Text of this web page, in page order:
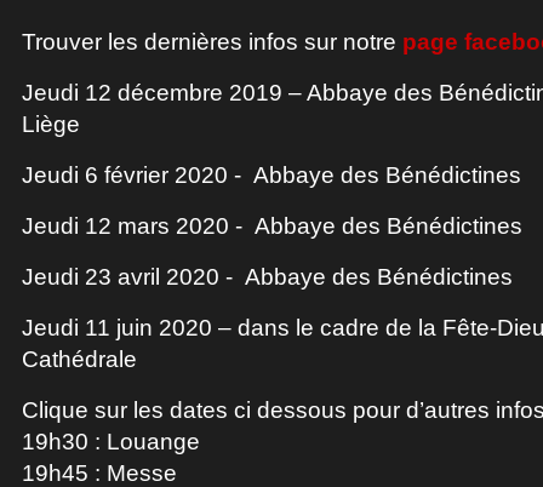
Trouver les dernières infos sur notre page
Jeudi 12 décembre 2019 – Abbaye des
Liège
Jeudi 6 février 2020 - Abbaye des Bénédictines
Jeudi 12 mars 2020 - Abbaye des Bénédictines
Jeudi 23 avril 2020 - Abbaye des Bénédictines
Jeudi 11 juin 2020 – dans le cadre de la Fête-
Cathédrale
Clique sur les dates ci dessous pour d’autres
19h30 : Louange
19h45 : Messe